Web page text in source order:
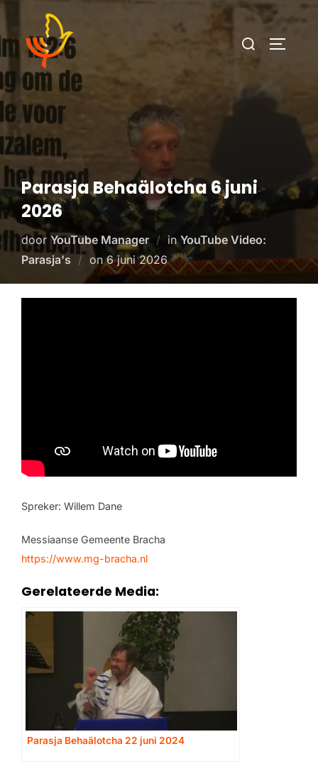
Parasja Behaälotcha 6 juni
2026
door YouTube Manager inYouTube Video:
Parasja's
on6 juni 2026
Spreker: Willem Dane
Messiaanse Gemeente Bracha
https://www.mg-bracha.nl
Gerelateerde Media:
Parasja Behaälotcha 22 juni 2024